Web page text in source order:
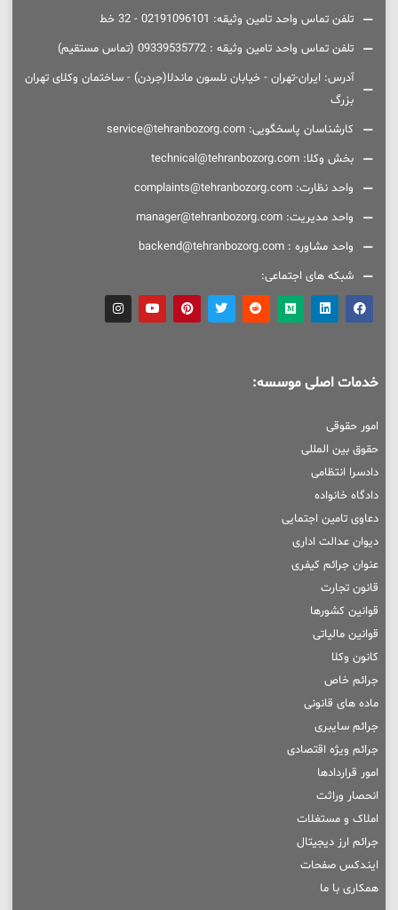
تلفن تماس واحد تامین وثیقه: 02191096101 - 32 خط
تلفن تماس واحد تامین وثیقه : 09339535772 (تماس مستقیم)
آدرس: ایران-تهران - خیابان نلسون ماندلا(جردن) - ساختمان وکلای تهران
بزرگ
کارشناسان پاسخگویی: service@tehranbozorg.com
بخش وکلا: technical@tehranbozorg.com
واحد نظارت: complaints@tehranbozorg.com
واحد مدیریت: manager@tehranbozorg.com
واحد مشاوره : backend@tehranbozorg.com
شبکه های اجتماعی:
خدمات اصلی موسسه:
امور حقوقی
حقوق بین المللی
دادسرا انتظامی
دادگاه خانواده
دعاوی تامین اجتمایی
دیوان عدالت اداری
عنوان جرائم کیفری
قانون تجارت
قوانین کشورها
قوانین مالیاتی
کانون وکلا
جرائم خاص
ماده های قانونی
جرائم سایبری
جرائم ویژه اقتصادی
امور قراردادها
انحصار وراثت
املاک و مستغلات
جرائم ارز دیجیتال
ایندکس صفحات
همکاری با ما